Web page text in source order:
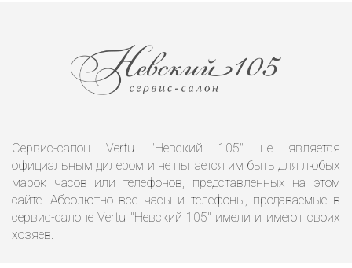
Сервис-салон Vertu "Невский 105" не является
официальным дилером и не пытается им быть для любых
марок часов или телефонов, представленных на этом
сайте. Абсолютно все часы и телефоны, продаваемые в
сервис-салоне Vertu "Невский 105" имели и имеют своих
хозяев.